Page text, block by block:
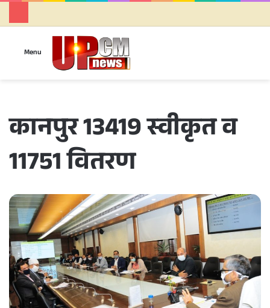
Menu
कानपुर 13419 स्वीकृत व
11751 वितरण